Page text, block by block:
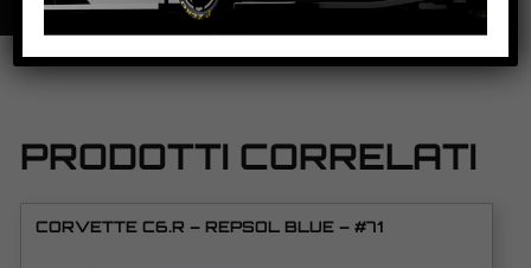
PRODOTTI CORRELATI
CORVETTE C6.R – REPSOL BLUE – #71